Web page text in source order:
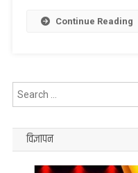
से
यार्ड
क्षत-
Continue Reading
विज्ञापन